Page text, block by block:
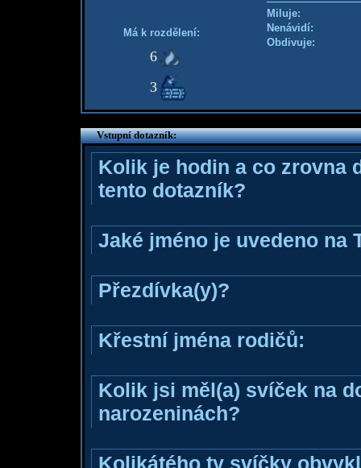
Má k rozdělení:
6
3
Miluje:
Nenávidí:
Obdivuje:
Vstupní dotazník:
Kolik je hodin a co zrovna
tento dotazník?
Jaké jméno je uvedeno na
Přezdívka(y)?
Křestní jména rodičů:
Kolik jsi měl(a) svíček na
narozeninách?
Kolikátého ty svíčky